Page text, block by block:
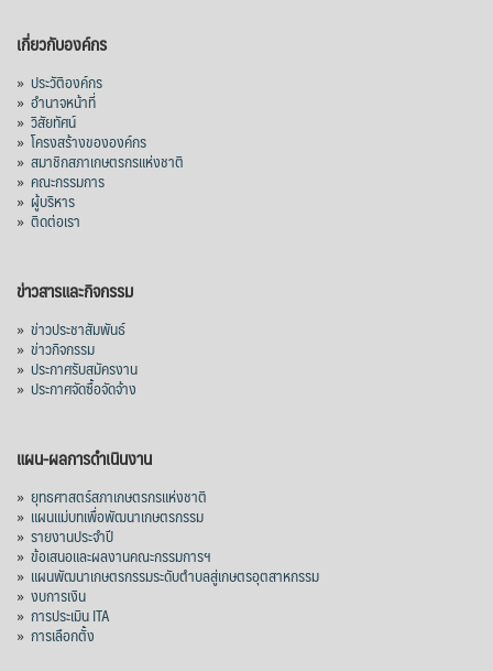
เกี่ยวกับองค์กร
» ประวัติองค์กร
» อำนาจหน้าที่
» วิสัยทัศน์
» โครงสร้างขององค์กร
» สมาชิกสภาเกษตรกรแห่งชาติ
» คณะกรรมการ
» ผู้บริหาร
» ติดต่อเรา
ข่าวสารและกิจกรรม
» ข่าวประชาสัมพันธ์
» ข่าวกิจกรรม
» ประกาศรับสมัครงาน
» ประกาศจัดซื้อจัดจ้าง
แผน-ผลการดำเนินงาน
» ยุทธศาสตร์สภาเกษตรกรแห่งชาติ
» แผนแม่บทเพื่อพัฒนาเกษตรกรรม
» รายงานประจำปี
» ข้อเสนอและผลงานคณะกรรมการฯ
» แผนพัฒนาเกษตรกรรมระดับตำบลสู่เกษตรอุตสาหกรรม
» งบการเงิน
» การประเมิน ITA
» การเลือกตั้ง